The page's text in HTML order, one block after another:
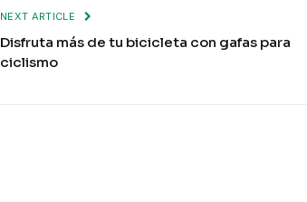
NEXT ARTICLE
Disfruta más de tu bicicleta con gafas para
ciclismo